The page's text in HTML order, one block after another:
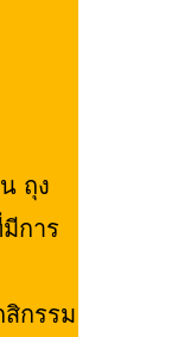
ถุง
การ
สิกรรม